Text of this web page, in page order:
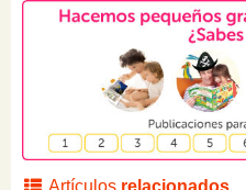
Artículos relacionados